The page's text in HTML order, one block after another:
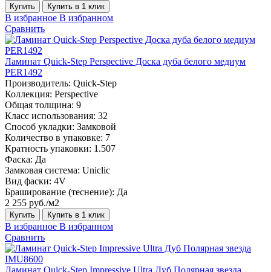
Купить Купить в 1 клик
В избранное В избранном
Сравнить
Ламинат Quick-Step Perspective Доска дуба белого медиум
PER1492
Производитель: Quick-Step
Коллекция: Perspective
Общая толщина: 9
Класс использования: 32
Способ укладки: Замковой
Количество в упаковке: 7
Кратность упаковки: 1.507
Фаска: Да
Замковая система: Uniclic
Вид фаски: 4V
Браширование (теснение): Да
2 255 руб./м2
Купить Купить в 1 клик
В избранное В избранном
Сравнить
Ламинат Quick-Step Impressive Ultra Дуб Полярная звезда